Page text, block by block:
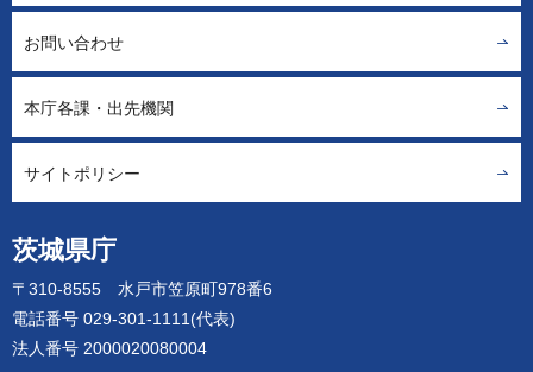
茨城県庁
〒310-8555 水戸市笠原町978番6
電話番号 029-301-1111(代表)
法人番号 2000020080004
お問い合わせ
本庁各課・出先機関
サイトポリシー